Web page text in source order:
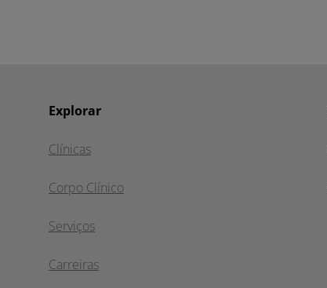
Explorar
Clínicas
Corpo Clínico
Serviços
Carreiras